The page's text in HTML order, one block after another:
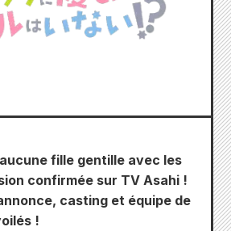
fille gentille avec les
confirmée sur TV Asahi !
casting et équipe de
!